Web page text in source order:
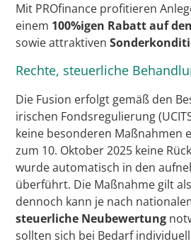
Mit PROfinance profitieren
einem 100%igen Rabatt auf
sowie attraktiven
Rechte, steuerliche
Die Fusion erfolgt gemäß den
irischen Fondsregulierung
keine besonderen Maßnahmen
zum 10. Oktober 2025 keine
wurde automatisch in den
überführt. Die Maßnahme gilt
dennoch kann je nach
steuerliche Neubewertung
sollten sich bei Bedarf